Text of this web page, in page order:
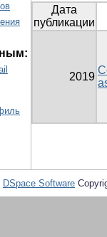
Дата
публикации
2019
DSpace Software